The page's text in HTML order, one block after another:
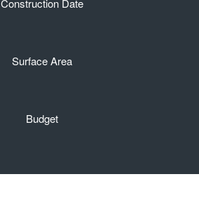
Construction Date
Surface Area
Budget